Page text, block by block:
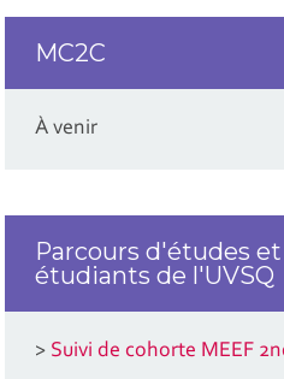
MC2C
À venir
Parcours d'études
étudiants de l'UVSQ
> Suivi de cohorte MEEF